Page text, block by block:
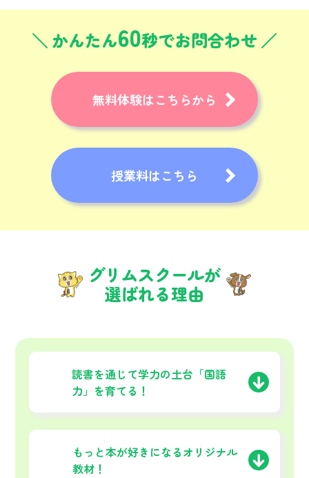
かんたん60秒でお問合わせ
無料体験はこちらから
授業料はこちら
グリムスクールが
選ばれる理由
読書を通じて学力の土台 「国語
力」を育てる！
もっと本が好きになるオリジナル
教材！